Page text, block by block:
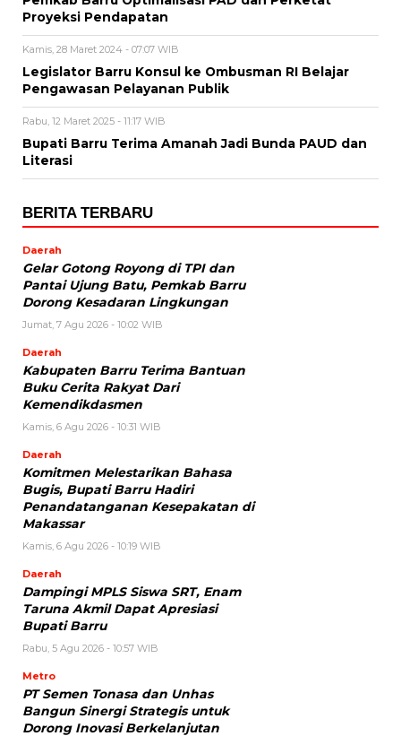
Proyeksi Pendapatan
Kamis, 28 Maret 2024 - 07:07 WIB
Legislator Barru Konsul ke Ombusman RI Belajar
Pengawasan Pelayanan Publik
Rabu, 12 Maret 2025 - 11:17 WIB
Bupati Barru Terima Amanah Jadi Bunda PAUD dan
Literasi
BERITA TERBARU
Daerah
Gelar Gotong Royong di TPI dan
Pantai Ujung Batu, Pemkab Barru
Dorong Kesadaran Lingkungan
Jumat, 7 Agu 2026 - 10:02 WIB
Daerah
Kabupaten Barru Terima Bantuan
Buku Cerita Rakyat Dari
Kemendikdasmen
Kamis, 6 Agu 2026 - 10:31 WIB
Daerah
Komitmen Melestarikan Bahasa
Bugis, Bupati Barru Hadiri
Penandatanganan Kesepakatan di
Makassar
Kamis, 6 Agu 2026 - 10:19 WIB
Daerah
Dampingi MPLS Siswa SRT, Enam
Taruna Akmil Dapat Apresiasi
Bupati Barru
Rabu, 5 Agu 2026 - 10:57 WIB
Metro
PT Semen Tonasa dan Unhas
Bangun Sinergi Strategis untuk
Dorong Inovasi Berkelanjutan